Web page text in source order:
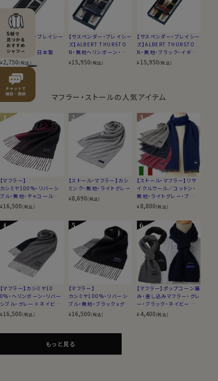
【サスペンダー・ブレイシー
ズ】
無地・ブラック・日本製
¥2,750(税込)
【サスペンダー・ブレイシー
ズ】ALBERT THURSTO
N・無地ヘリンボーン・ネイ
ビーブルー・イギリス製
¥15,950(税込)
【サスペンダー・ブレイシー
ズ】ALBERT THURSTO
N・無地・ブラック・イギリ
ス製
¥ 15,950(税込)
マフラー・ストールの人気アイテム
【マフラー】
カシミヤ100%・リバーシ
ブル・無地・チャコールグレ
ーｘワインレッド
¥16,500(税込)
【ストール・マフラー】カシ
ミンク・無地・ライトグレー
¥8,690(税込)
【ストール・マフラー】リサ
イクルウール／コットン・
無地・ライトグレー・ブル
ー・ネイビーブルー・ピン
ク・イタリア製
¥ 8,800(税込)
【マフラー】カシミヤ10
0%・ヘリンボーン・リバー
シブル・グレー×ネイビー
ブルー
¥16,500(税込)
【マフラー】
カシミヤ100%・リバーシ
ブル・無地・ブラックｘグレ
ー
¥16,500(税込)
【マフラー】ポップコーン編
み・差し込みマフラー・グレ
ー・ブラック・ネイビーブル
ー・日本製
¥ 4,400(税込)
もっと見る